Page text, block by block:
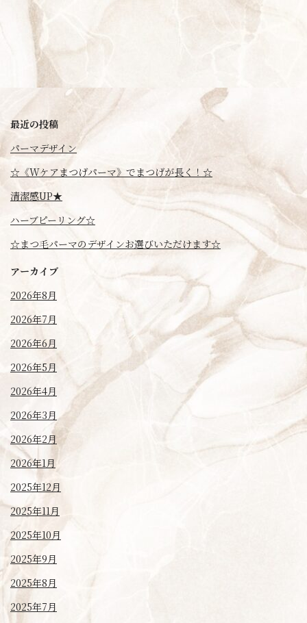
最近の投稿
パーマデザイン
☆《Wケアまつげパーマ》でまつげが長く！☆
清潔感UP★
ハーブピーリング☆
☆まつ毛パーマのデザインお選びいただけます☆
アーカイブ
2026年8月
2026年7月
2026年6月
2026年5月
2026年4月
2026年3月
2026年2月
2026年1月
2025年12月
2025年11月
2025年10月
2025年9月
2025年8月
2025年7月